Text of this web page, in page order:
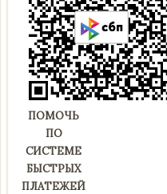
ПОМОЧЬ
ПО
СИСТЕМЕ
БЫСТРЫХ
ПЛАТЕЖЕЙ